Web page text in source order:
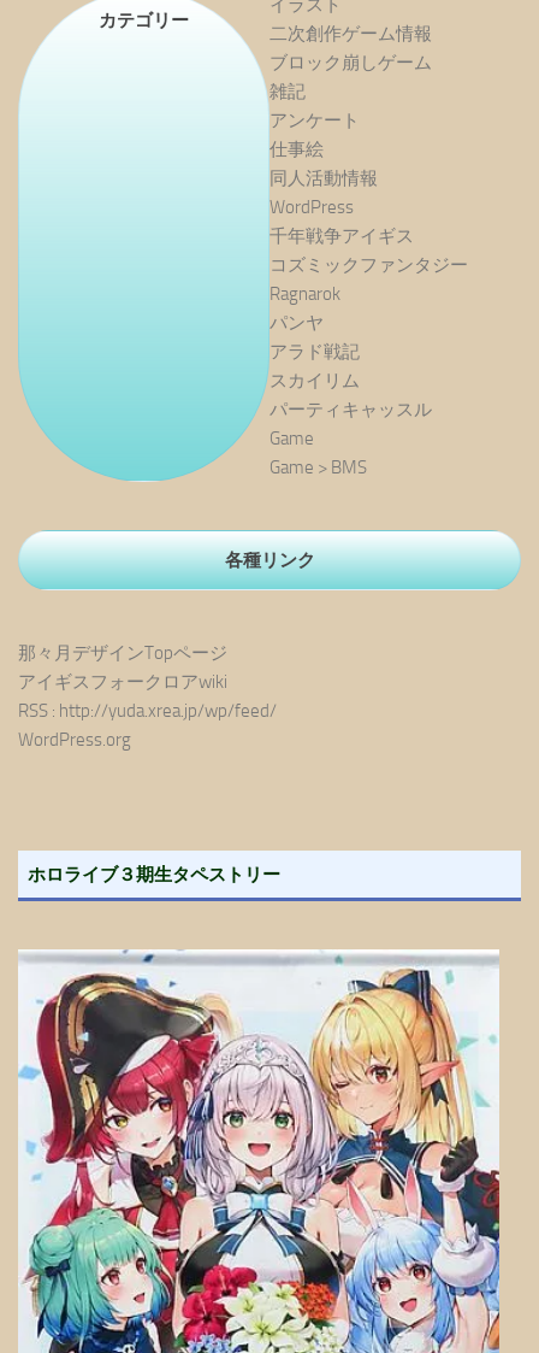
カテゴリー
イラスト
二次創作ゲーム情報
ブロック崩しゲーム
雑記
アンケート
仕事絵
同人活動情報
WordPress
千年戦争アイギス
コズミックファンタジー
Ragnarok
パンヤ
アラド戦記
スカイリム
パーティキャッスル
Game
Game > BMS
各種リンク
那々月デザインTopページ
アイギスフォークロアwiki
RSS : http://yuda.xrea.jp/wp/feed/
WordPress.org
ホロライブ３期生タペストリー